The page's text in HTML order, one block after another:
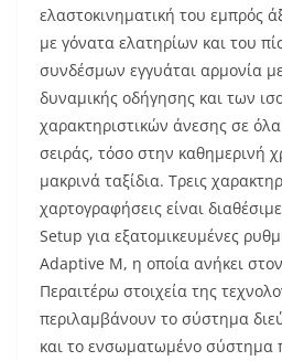
ελαστοκινηματική του εμπρός
με γόνατα ελατηρίων και του
συνδέσμων εγγυάται αρμονία
δυναμικής οδήγησης και των
χαρακτηριστικών άνεσης σε
σειράς, τόσο στην καθημερινή
μακρινά ταξίδια. Τρεις
χαρτογραφήσεις είναι
Setup για εξατομικευμένες
Adaptive M, η οποία ανήκει
Περαιτέρω στοιχεία της
περιλαμβάνουν το σύστημα
και το ενσωματωμένο σύστημα